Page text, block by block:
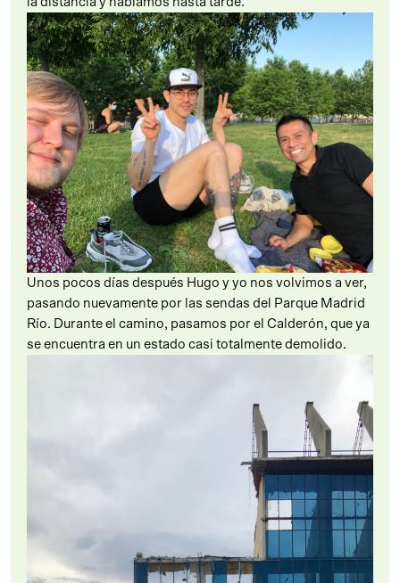
Unos pocos días después Hugo y yo nos volvimos a ver,
pasando nuevamente por las sendas del Parque Madrid
Río. Durante el camino, pasamos por el Calderón, que ya
se encuentra en un estado casi totalmente demolido.